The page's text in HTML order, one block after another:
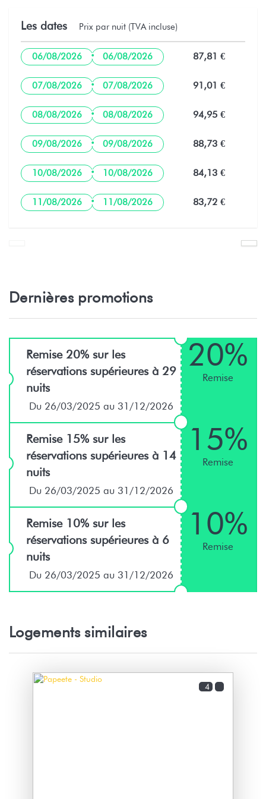
Les dates Prix par nuit (TVA incluse)
06/08/2026 · 06/08/2026 87,81 €
07/08/2026 · 07/08/2026 91,01 €
08/08/2026 · 08/08/2026 94,95 €
09/08/2026 · 09/08/2026 88,73 €
10/08/2026 · 10/08/2026 84,13 €
11/08/2026 · 11/08/2026 83,72 €
Dernières promotions
Remise 20% sur les
réservations supérieures à 29
nuits
Du 26/03/2025 au 31/12/2026
20%
Remise
Remise 15% sur les
réservations supérieures à 14
nuits
Du 26/03/2025 au 31/12/2026
15%
Remise
Remise 10% sur les
réservations supérieures à 6
nuits
Du 26/03/2025 au 31/12/2026
10%
Remise
Logements similaires
4